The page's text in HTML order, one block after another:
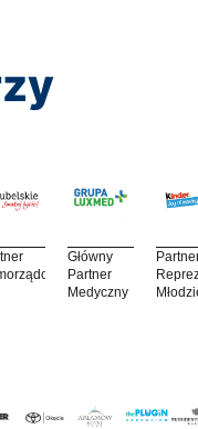
Główny
Partner
Medyczny